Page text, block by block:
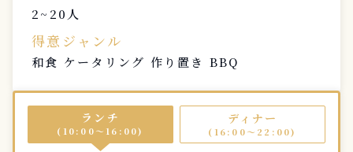
2~20人
得意ジャンル
和食 ケータリング 作り置き BBQ
ランチ
(10:00〜16:00)
ディナー
(16:00〜22:00)